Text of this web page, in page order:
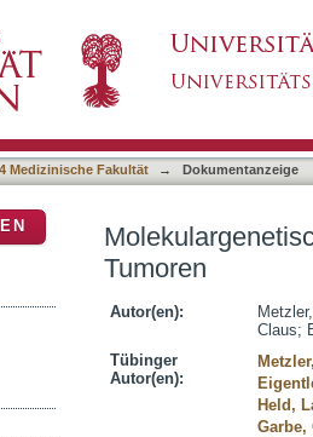
4 Medizinische Fakultät → Dokumentanzeige
Tumoren
Autor(en):
Claus;
Tübinger
Autor(en):
Held,
Garbe,